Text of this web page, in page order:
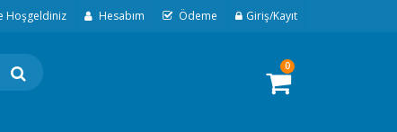
Hoşgeldiniz Hesabım Ödeme Giriş/Kayıt
0